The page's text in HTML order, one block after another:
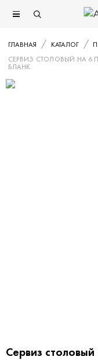
ГЛАВНАЯ КАТАЛОГ
СЕРВИЗ СТОЛОВЫЙ НА 6
БЛАНК
Сервиз